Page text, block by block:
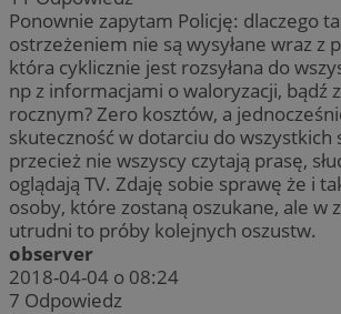
Ponownie zapytam Policję: dlaczego
ostrzeżeniem nie są wysyłane wraz z
która cyklicznie jest rozsyłana do
np z informacjami o waloryzacji, bądź
rocznym? Zero kosztów, a
skuteczność w dotarciu do wszystkich
przecież nie wszyscy czytają prasę,
oglądają TV. Zdaję sobie sprawę że i
osoby, które zostaną oszukane, ale w
utrudni to próby kolejnych oszustw.
observer
2018-04-04 o 08:24
7 Odpowiedz